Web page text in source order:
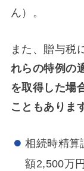
ん）。
また、贈与税
れらの特例の
を取得した場
こともありま
相続時精算
額2,500万円